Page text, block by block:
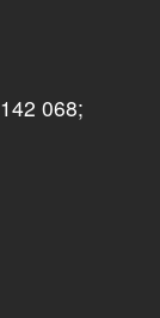
068;